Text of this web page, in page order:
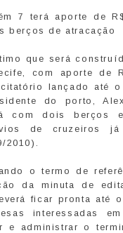
7 terá aporte de
berços de atracação
que será
com aporte de
lançado até o
do porto,
com dois berços
de cruzeiros
2010).
o termo de
da minuta de
ficar pronta até
interessadas
e administrar o